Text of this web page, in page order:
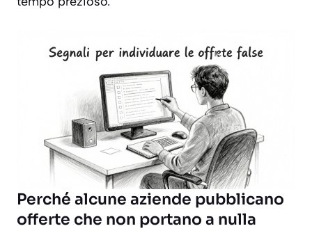
Perché alcune aziende pubblicano
offerte che non portano a nulla